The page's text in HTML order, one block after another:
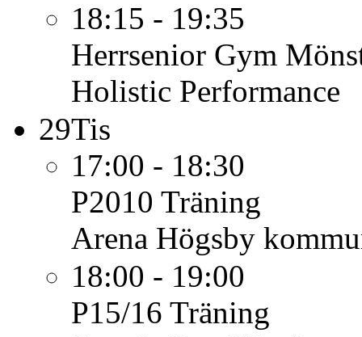
18:15 - 19:35
Herrsenior Gym
Holistic Performance
29Tis
17:00 - 18:30
P2010 Träning
Arena Högsby
18:00 - 19:00
P15/16 Träning